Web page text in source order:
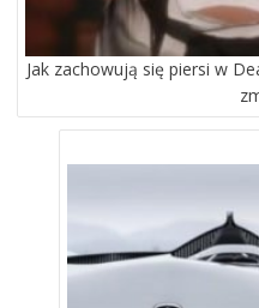
Jak zachowują się piersi w